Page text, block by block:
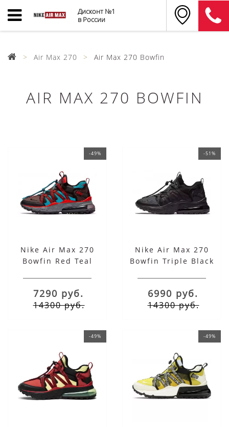
Дисконт №1
в России
Air Max 270 Air Max 270 Bowfin
AIR MAX 270 BOWFIN
-49%
Nike Air Max 270
Bowfin Red Teal
7290 руб.
14300 руб.
-51%
Nike Air Max 270
Bowfin Triple Black
6990 руб.
14300 руб.
-49% -49%